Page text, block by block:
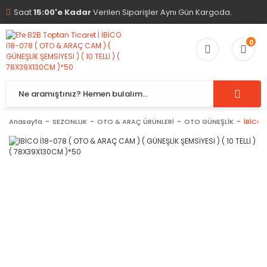
Saat15:00'e KadarVerilen Siparişler Aynı Gün Kargoda.
0
Anasayfa SEZONLUK OTO & ARAÇ ÜRÜNLERİ OTO GÜNEŞLİK İBİCO